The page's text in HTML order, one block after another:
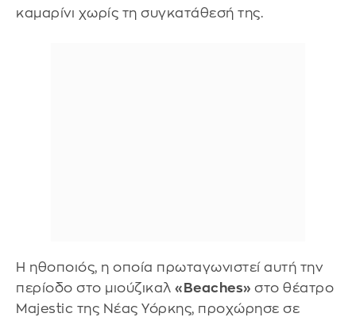
καμαρίνι χωρίς τη συγκατάθεσή της.
Η ηθοποιός, η οποία πρωταγωνιστεί αυτή την
περίοδο στο μιούζικαλ «Beaches» στο θέατρο
Majestic της Νέας Υόρκης, προχώρησε σε